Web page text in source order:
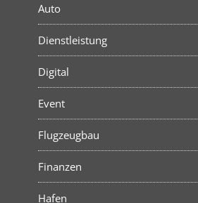
Auto
Dienstleistung
Digital
Event
Flugzeugbau
Finanzen
Hafen